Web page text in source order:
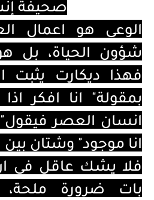
صحيفة
الوعي هو اعمال
شؤون الحياة، بل
فهذا ديكارت يثبت
بمقولة" انا افكر
انسان العصر فيقول"
انا موجود" وشتان بين
فلا يشك عاقل في ان
بات ضرورة ملحة،